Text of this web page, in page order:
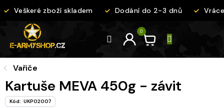
na
Veškeré zboží skladem Dodání do 2-3 dnů
Vařiče
Kartuše MEVA 450g - závit
Kód: UKP02007